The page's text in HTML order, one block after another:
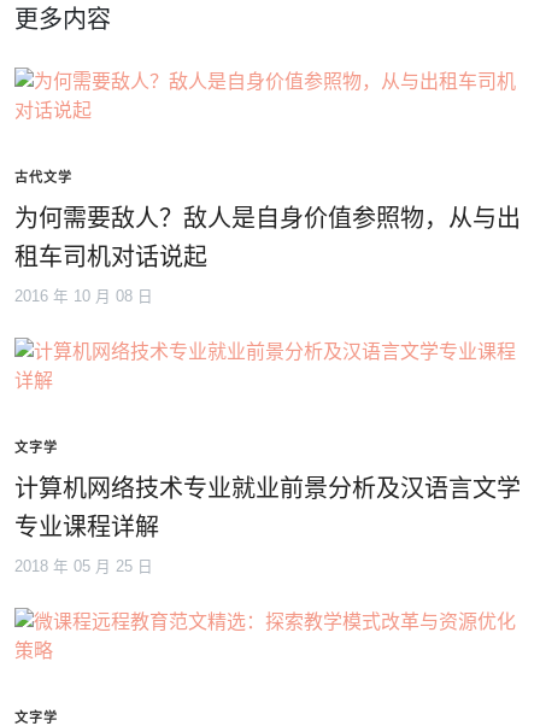
更多内容
古代文学
为何需要敌人？敌人是自身价值参照物，从与出
租车司机对话说起
2016 年 10 月 08 日
文字学
计算机网络技术专业就业前景分析及汉语言文学
专业课程详解
2018 年 05 月 25 日
文字学